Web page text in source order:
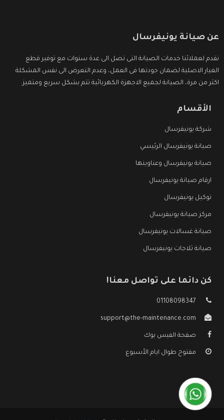
عن صيانة يونيفرسال
نقدم لعملائنا خدمات الصيانة التى تصل الى عدة سنوات مع توفير قطع
الغيار الاصلية لضمان جودتها فى العمل، وعدم التعرض الى نفس المشكلة
اكثر من مرة، الصيانة لجميع الاجهزة الكهربائية تتم بشكل سريع ومتميز.
الأقسام
شركة يونيفرسال
صيانة يونيفرسال الرئيسي
صيانة يونيفرسال وعناوينها
ارقام صيانة يونيفرسال
توكيل يونيفرسال
مركز صيانة يونيفرسال
صيانة غسالات يونيفرسال
صيانة ثلاجات يونيفرسال
كن دائما على تواصل معنا!
01108098347
support@the-maintenance.com
صفحة الفيس بوك
مفتوح طوال ايام الأسبوع